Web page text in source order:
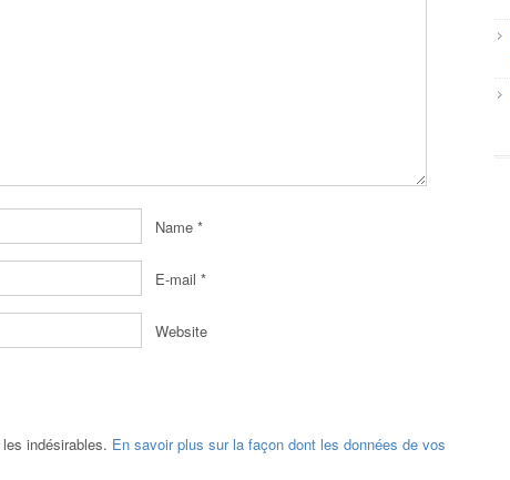
Name *
E-mail *
Website
indésirables. En savoir plus sur la façon dont les données de vos